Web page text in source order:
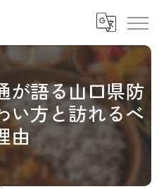
が語る山口県防
い方と訪れるべ
由